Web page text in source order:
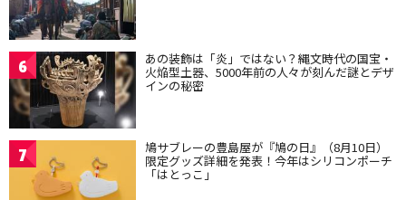
6 あの装飾は「炎」ではない？縄文時代の国宝・
火焔型土器、5000年前の人々が刻んだ謎とデザ
インの秘密
7 鳩サブレーの豊島屋が『鳩の日』（8月10日）
限定グッズ詳細を発表！今年はシリコンポーチ
「はとっこ」